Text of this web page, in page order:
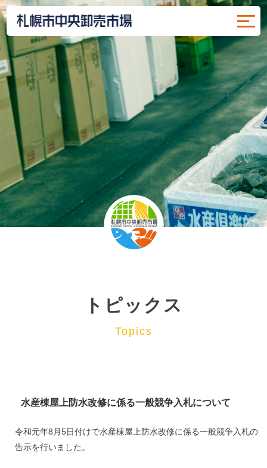
トピックス
Topics
水産棟屋上防水改修に係る一般競争入札について
令和元年8月5日付けで水産棟屋上防水改修に係る一般競争入札の
告示を行いました。